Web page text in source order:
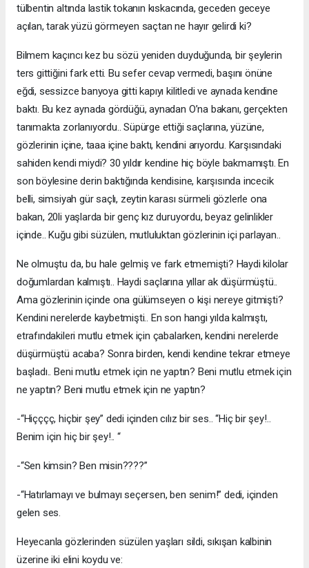
tülbentin altında lastik tokanın kıskacında, geceden geceye
açılan, tarak yüzü görmeyen saçtan ne hayır gelirdi ki?
Bilmem kaçıncı kez bu sözü yeniden duyduğunda, bir şeylerin
ters gittiğini fark etti. Bu sefer cevap vermedi, başını önüne
eğdi, sessizce banyoya gitti kapıyı kilitledi ve aynada kendine
baktı. Bu kez aynada gördüğü, aynadan O’na bakanı, gerçekten
tanımakta zorlanıyordu.. Süpürge ettiği saçlarına, yüzüne,
gözlerinin içine, taaa içine baktı, kendini arıyordu. Karşısındaki
sahiden kendi miydi? 30 yıldır kendine hiç böyle bakmamıştı. En
son böylesine derin baktığında kendisine, karşısında incecik
belli, simsiyah gür saçlı, zeytin karası sürmeli gözlerle ona
bakan, 20li yaşlarda bir genç kız duruyordu, beyaz gelinlikler
içinde.. Kuğu gibi süzülen, mutluluktan gözlerinin içi parlayan..
Ne olmuştu da, bu hale gelmiş ve fark etmemişti? Haydi kilolar
doğumlardan kalmıştı.. Haydi saçlarına yıllar ak düşürmüştü..
Ama gözlerinin içinde ona gülümseyen o kişi nereye gitmişti?
Kendini nerelerde kaybetmişti.. En son hangi yılda kalmıştı,
etrafındakileri mutlu etmek için çabalarken, kendini nerelerde
düşürmüştü acaba? Sonra birden, kendi kendine tekrar etmeye
başladı.. Beni mutlu etmek için ne yaptın? Beni mutlu etmek için
ne yaptın? Beni mutlu etmek için ne yaptın?
-“Hiçççç, hiçbir şey” dedi içinden cılız bir ses.. “Hiç bir şey!..
Benim için hiç bir şey!.. “
-“Sen kimsin? Ben misin????”
-“Hatırlamayı ve bulmayı seçersen, ben senim!” dedi, içinden
gelen ses.
Heyecanla gözlerinden süzülen yaşları sildi, sıkışan kalbinin
üzerine iki elini koydu ve: